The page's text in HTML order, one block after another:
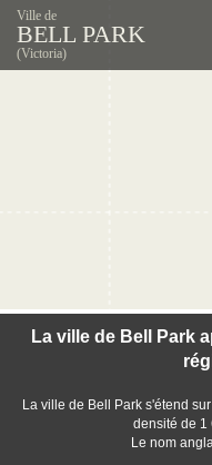
Ville de
BELL PARK
(Victoria)
La ville de Bell Park
La ville de Bell Park s'étend
densité de 1
Le nom